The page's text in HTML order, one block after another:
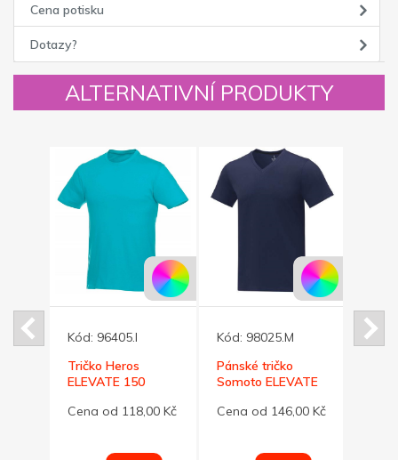
Cena potisku
Dotazy?
ALTERNATIVNÍ PRODUKTY
Kód: 96405.I
Tričko Heros
ELEVATE 150
Cena od 118,00 Kč
Kód: 98025.M
Pánské tričko
Somoto ELEVATE
modré XXL
Cena od 146,00 Kč
Kód: